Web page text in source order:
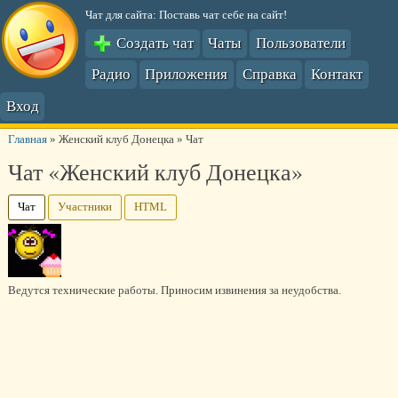
Чат для сайта: Поставь чат себе на сайт!
Создать чат Чаты
Пользователи
Радио
Приложения Справка
Контакт
Вход
Главная» Женский клуб Донецка» Чат
Чат «Женский клуб Донецка»
Чат Участники HTML